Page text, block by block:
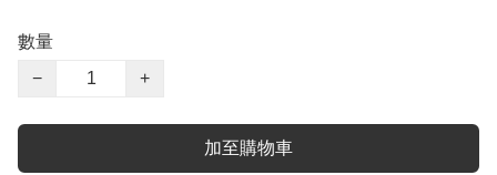
數量
−
+
加至購物車